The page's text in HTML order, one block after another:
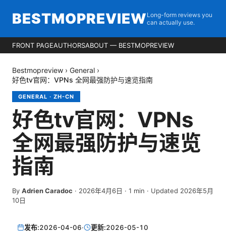
BESTMOPREVIEW Long-form reviews you
can actually use.
FRONT PAGEAUTHORSABOUT — BESTMOPREVIEW
Bestmopreview › General ›
好色tv官网：VPNs 全网最强防护与速览指南
GENERAL · ZH-CN
好色tv官网：VPNs
全网最强防护与速览
指南
By Adrien Caradoc · 2026年4月6日 · 1 min · Updated 2026年5月
10日
发布:2026-04-06· 更新:2026-05-10